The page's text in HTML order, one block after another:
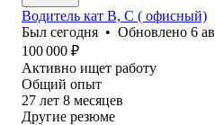
Водитель кат В, С ( офисный)
Был сегодня • Обновлено 6
100 000 ₽
Активно ищет работу
Общий опыт
27 лет 8 месяцев
Другие резюме